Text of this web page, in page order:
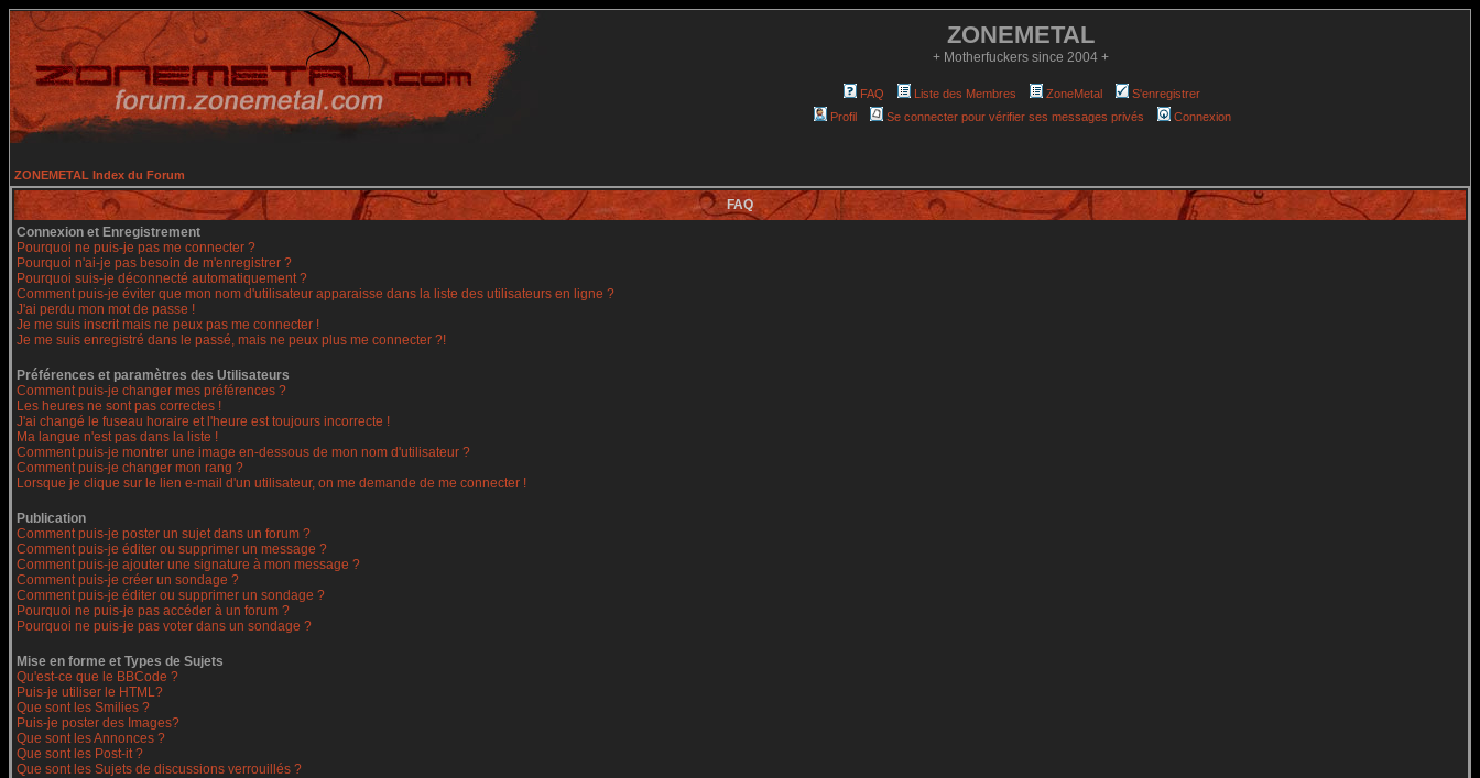
ZONEMETAL
+ Motherfuckers since 2004 +
FAQ Liste des Membres ZoneMetal
S'enregistrer
Profil
Se connecter pour vérifier ses messages privés Connexion
ZONEMETAL Index du Forum
FAQ
Connexion et Enregistrement
Pourquoi ne puis-je pas me connecter ?
Pourquoi n'ai-je pas besoin de m'enregistrer ?
Pourquoi suis-je déconnecté automatiquement ?
Comment puis-je éviter que mon nom d'utilisateur apparaisse dans la liste des utilisateurs en ligne ?
J'ai perdu mon mot de passe !
Je me suis inscrit mais ne peux pas me connecter !
Je me suis enregistré dans le passé, mais ne peux plus me connecter ?!
Préférences et paramètres des Utilisateurs
Comment puis-je changer mes préférences ?
Les heures ne sont pas correctes !
J'ai changé le fuseau horaire et l'heure est toujours incorrecte !
Ma langue n'est pas dans la liste !
Comment puis-je montrer une image en-dessous de mon nom d'utilisateur ?
Comment puis-je changer mon rang ?
Lorsque je clique sur le lien e-mail d'un utilisateur, on me demande de me connecter !
Publication
Comment puis-je poster un sujet dans un forum ?
Comment puis-je éditer ou supprimer un message ?
Comment puis-je ajouter une signature à mon message ?
Comment puis-je créer un sondage ?
Comment puis-je éditer ou supprimer un sondage ?
Pourquoi ne puis-je pas accéder à un forum ?
Pourquoi ne puis-je pas voter dans un sondage ?
Mise en forme et Types de Sujets
Qu'est-ce que le BBCode ?
Puis-je utiliser le HTML?
Que sont les Smilies ?
Puis-je poster des Images?
Que sont les Annonces ?
Que sont les Post-it ?
Que sont les Sujets de discussions verrouillés ?